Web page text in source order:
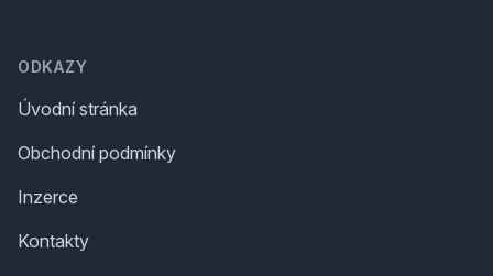
ODKAZY
Úvodní stránka
Obchodní podmínky
Inzerce
Kontakty